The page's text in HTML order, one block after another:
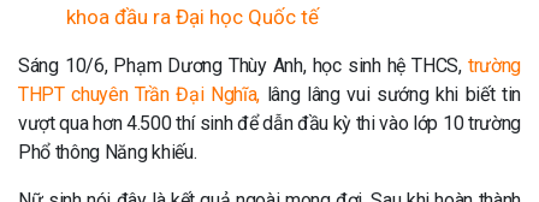
khoa đầu ra Đại học Quốc tế
Sáng 10/6, Phạm Dương Thùy Anh, học sinh hệ THCS, trường
THPT chuyên Trần Đại Nghĩa, lâng lâng vui sướng khi biết tin
vượt qua hơn 4.500 thí sinh để dẫn đầu kỳ thi vào lớp 10 trường
Phổ thông Năng khiếu.